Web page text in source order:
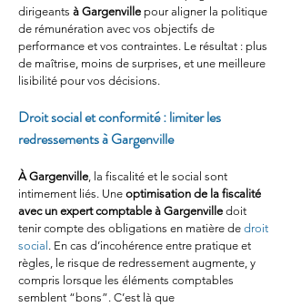
dirigeants à Gargenville pour aligner la politique
de rémunération avec vos objectifs de
performance et vos contraintes. Le résultat : plus
de maîtrise, moins de surprises, et une meilleure
lisibilité pour vos décisions.
Droit social et conformité : limiter les
redressements à Gargenville
À Gargenville, la fiscalité et le social sont
intimement liés. Une optimisation de la fiscalité
avec un expert comptable à Gargenville doit
tenir compte des obligations en matière de droit
social . En cas d’incohérence entre pratique et
règles, le risque de redressement augmente, y
compris lorsque les éléments comptables
semblent “bons”. C’est là que